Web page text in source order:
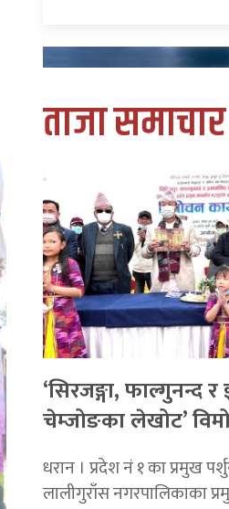
ताजा समाचार
‘सिरजङ्गा, फाल्गुनन्द
चेम्जोङका लेखोट’
धरान । प्रदेश नं १ का प्रमुख
लालीगुराँस नगरपालिकाका